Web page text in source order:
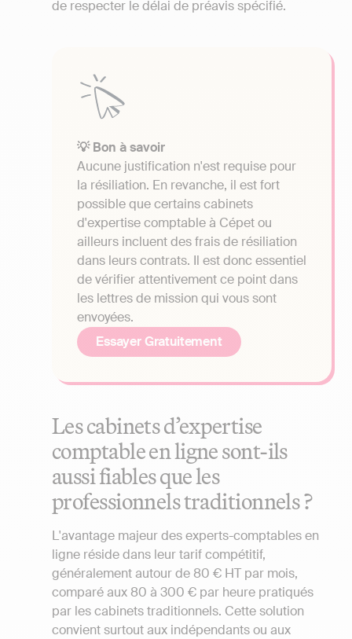
de respecter le délai de préavis spécifié.
💡 Bon à savoir
Aucune justification n'est requise pour
la résiliation. En revanche, il est fort
possible que certains cabinets
d'expertise comptable à Cépet ou
ailleurs incluent des frais de résiliation
dans leurs contrats. Il est donc essentiel
de vérifier attentivement ce point dans
les lettres de mission qui vous sont
envoyées.
Essayer Gratuitement
Les cabinets d’expertise
comptable en ligne sont-ils
aussi fiables que les
professionnels traditionnels ?
L'avantage majeur des experts-comptables en
ligne réside dans leur tarif compétitif,
généralement autour de 80 € HT par mois,
comparé aux 80 à 300 € par heure pratiqués
par les cabinets traditionnels. Cette solution
convient surtout aux indépendants ou aux